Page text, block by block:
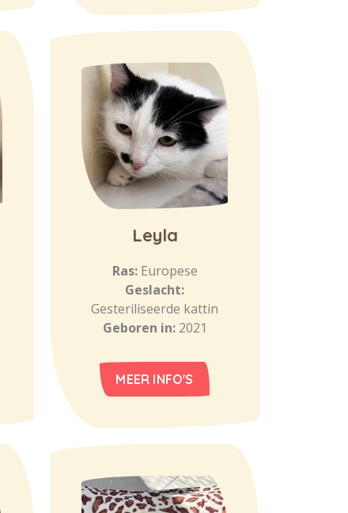
Leyla
Ras: Europese
Geslacht:
Gesteriliseerde kattin
Geboren in: 2021
MEER INFO'S